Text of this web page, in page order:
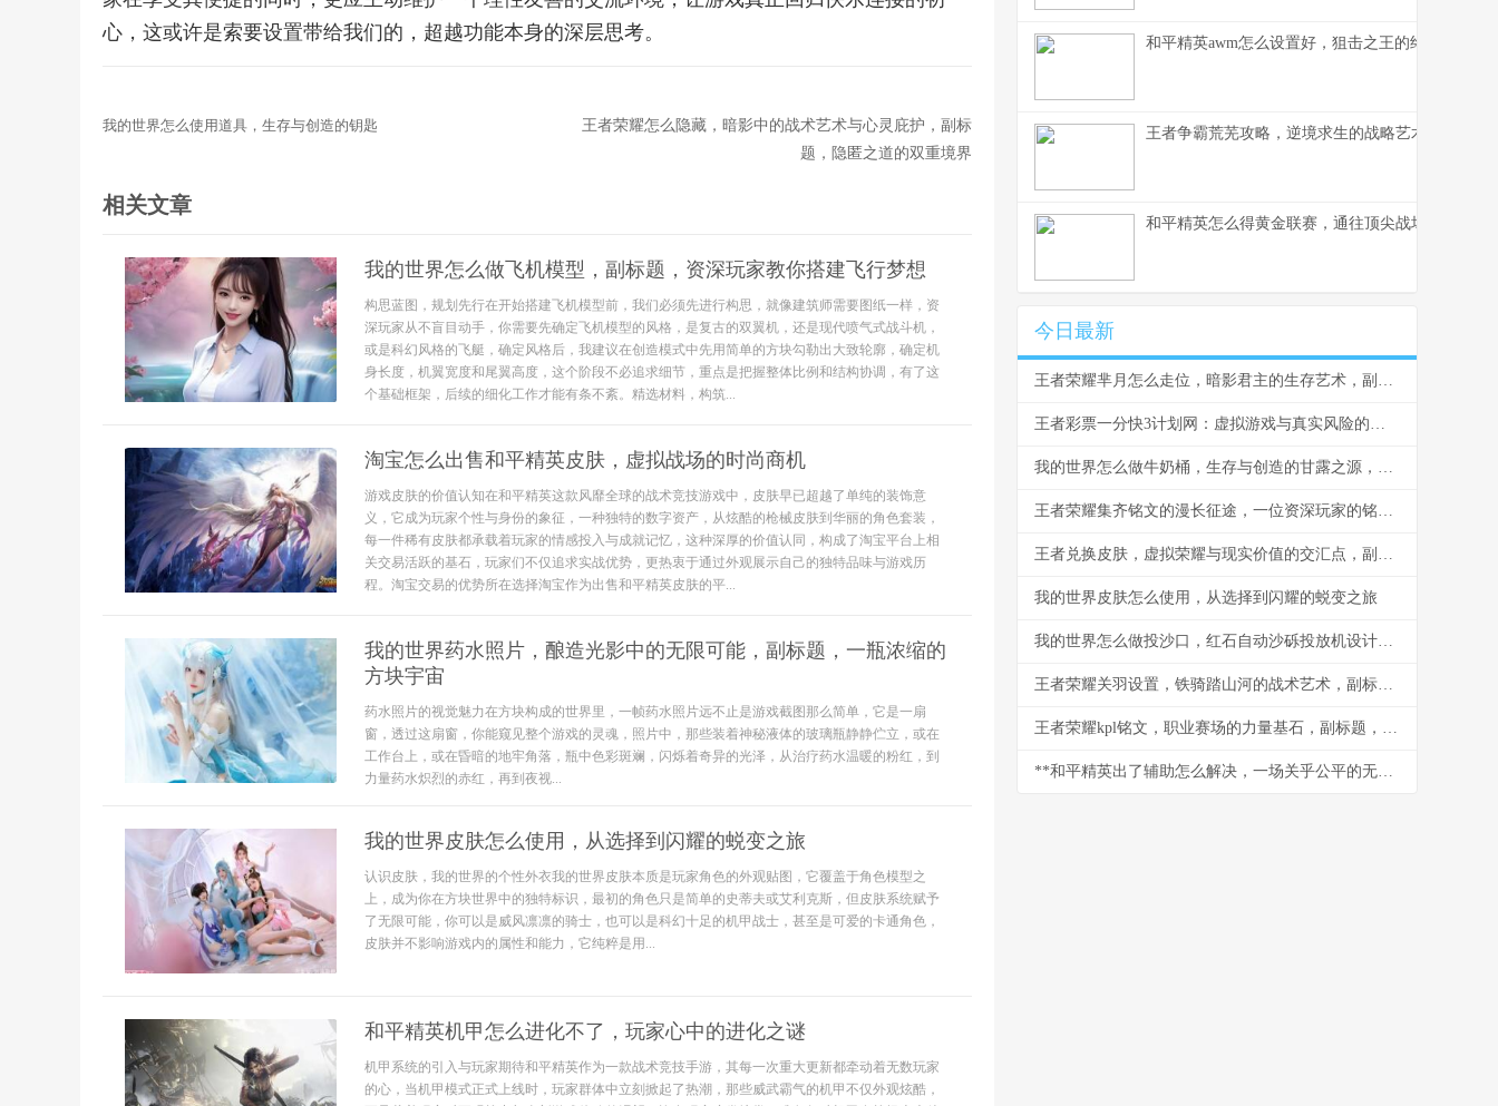
心，这或许是索要设置带给我们的，超越功能本身的深层思考。
我的世界怎么使用道具，生存与创造的钥匙
王者荣耀怎么隐藏，暗影中的战术艺术与心灵庇护，副标
题，隐匿之道的双重境界
相关文章
我的世界怎么做飞机模型，副标题，资深玩家教你搭建飞行梦想
构思蓝图，规划先行在开始搭建飞机模型前，我们必须先进行构思，就像建筑师需要图纸一样，资
深玩家从不盲目动手，你需要先确定飞机模型的风格，是复古的双翼机，还是现代喷气式战斗机，
或是科幻风格的飞艇，确定风格后，我建议在创造模式中先用简单的方块勾勒出大致轮廓，确定机
身长度，机翼宽度和尾翼高度，这个阶段不必追求细节，重点是把握整体比例和结构协调，有了这
个基础框架，后续的细化工作才能有条不紊。精选材料，构筑...
淘宝怎么出售和平精英皮肤，虚拟战场的时尚商机
游戏皮肤的价值认知在和平精英这款风靡全球的战术竞技游戏中，皮肤早已超越了单纯的装饰意
义，它成为玩家个性与身份的象征，一种独特的数字资产，从炫酷的枪械皮肤到华丽的角色套装，
每一件稀有皮肤都承载着玩家的情感投入与成就记忆，这种深厚的价值认同，构成了淘宝平台上相
关交易活跃的基石，玩家们不仅追求实战优势，更热衷于通过外观展示自己的独特品味与游戏历
程。淘宝交易的优势所在选择淘宝作为出售和平精英皮肤的平...
我的世界药水照片，酿造光影中的无限可能，副标题，一瓶浓缩的
方块宇宙
药水照片的视觉魅力在方块构成的世界里，一帧药水照片远不止是游戏截图那么简单，它是一扇
窗，透过这扇窗，你能窥见整个游戏的灵魂，照片中，那些装着神秘液体的玻璃瓶静静伫立，或在
工作台上，或在昏暗的地牢角落，瓶中色彩斑斓，闪烁着奇异的光泽，从治疗药水温暖的粉红，到
力量药水炽烈的赤红，再到夜视...
我的世界皮肤怎么使用，从选择到闪耀的蜕变之旅
认识皮肤，我的世界的个性外衣我的世界皮肤本质是玩家角色的外观贴图，它覆盖于角色模型之
上，成为你在方块世界中的独特标识，最初的角色只是简单的史蒂夫或艾利克斯，但皮肤系统赋予
了无限可能，你可以是威风凛凛的骑士，也可以是科幻十足的机甲战士，甚至是可爱的卡通角色，
皮肤并不影响游戏内的属性和能力，它纯粹是用...
和平精英机甲怎么进化不了，玩家心中的进化之谜
机甲系统的引入与玩家期待和平精英作为一款战术竞技手游，其每一次重大更新都牵动着无数玩家
的心，当机甲模式正式上线时，玩家群体中立刻掀起了热潮，那些威武霸气的机甲不仅外观炫酷，
和平精英awm怎么设置好，狙击之王的终极配置
王者争霸荒芜攻略，逆境求生的战略艺术，副标题
和平精英怎么得黄金联赛，通往顶尖战场的荣耀之
今日最新
王者荣耀芈月怎么走位，暗影君主的生存艺术，副标题，穿梭战场的永恒之力
王者彩票一分快3计划网：虚拟游戏与真实风险的边界反思
我的世界怎么做牛奶桶，生存与创造的甘露之源，副标题，从奶牛到桶的田园诗篇
王者荣耀集齐铭文的漫长征途，一位资深玩家的铭文史诗
王者兑换皮肤，虚拟荣耀与现实价值的交汇点，副标题，一场数字情感的华丽冒险
我的世界皮肤怎么使用，从选择到闪耀的蜕变之旅
我的世界怎么做投沙口，红石自动沙砾投放机设计与实战
王者荣耀关羽设置，铁骑踏山河的战术艺术，副标题，冲锋陷阵的刀锋意志
王者荣耀kpl铭文，职业赛场的力量基石，副标题，细微之处定胜负乾坤
**和平精英出了辅助怎么解决，一场关乎公平的无声战争**